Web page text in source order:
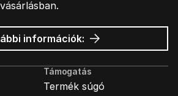
információk: Mozilla
hirdetések
Támogatás
Termék súgó